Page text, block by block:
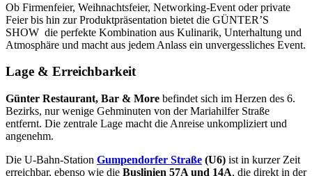
Ob Firmenfeier, Weihnachtsfeier, Networking-Event oder private
Feier bis hin zur Produktpräsentation bietet die GÜNTER’S
SHOW die perfekte Kombination aus Kulinarik, Unterhaltung und
Atmosphäre und macht aus jedem Anlass ein unvergessliches Event.
Lage & Erreichbarkeit
Günter Restaurant, Bar & More befindet sich im Herzen des 6.
Bezirks, nur wenige Gehminuten von der Mariahilfer Straße
entfernt. Die zentrale Lage macht die Anreise unkompliziert und
angenehm.
Die U-Bahn-Station Gumpendorfer Straße (U6) ist in kurzer Zeit
erreichbar, ebenso wie die Buslinien 57A und 14A, die direkt in der